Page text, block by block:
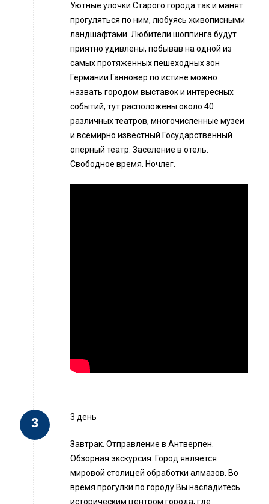
Уютные улочки Старого города так и манят
прогуляться по ним, любуясь живописными
ландшафтами. Любители шоппинга будут
приятно удивлены, побывав на одной из
самых протяженных пешеходных зон
Германии.Ганновер по истине можно
назвать городом выставок и интересных
событий, тут расположены около 40
различных театров, многочисленные музеи
и всемирно известный Государственный
оперный театр. Заселение в отель.
Свободное время. Ночлег.
3 день
Завтрак. Отправление в Антверпен.
Обзорная экскурсия. Город является
мировой столицей обработки алмазов. Во
время прогулки по городу Вы насладитесь
историческим центром города, где